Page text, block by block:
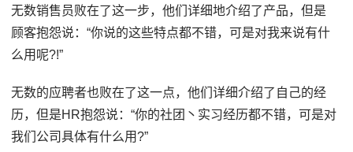
无数销售员败在了这一步，他们详细地介绍了产品，但是
顾客抱怨说：“你说的这些特点都不错，可是对我来说有什
么用呢?!”
无数的应聘者也败在了这一点，他们详细介绍了自己的经
历，但是HR抱怨说：“你的社团丶实习经历都不错，可是对
我们公司具体有什么用?”